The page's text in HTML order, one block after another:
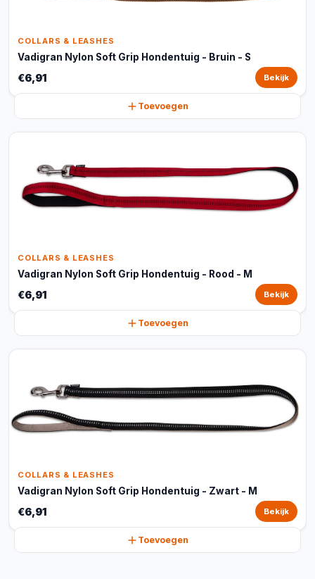
COLLARS & LEASHES
Vadigran Nylon Soft Grip Hondentuig - Bruin - S
€6,91 Bekijk
Toevoegen
COLLARS & LEASHES
Vadigran Nylon Soft Grip Hondentuig - Rood - M
€6,91 Bekijk
Toevoegen
COLLARS & LEASHES
Vadigran Nylon Soft Grip Hondentuig - Zwart - M
€6,91 Bekijk
Toevoegen